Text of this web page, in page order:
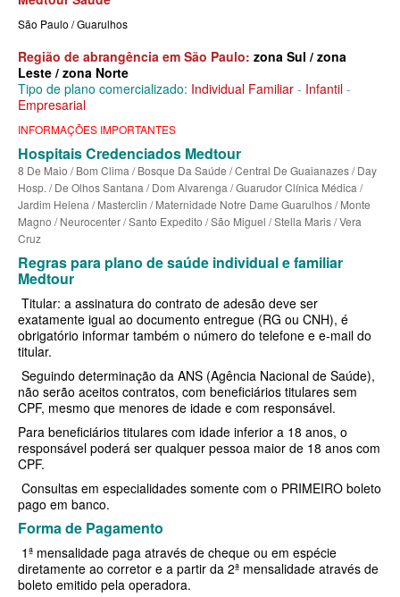
NEXT SEISA PLANO DE SAÚDE EMPRESARIAL
NOTREDAME PLANO DE SAÚDE EMPRESARIAL
ONE HEALTH PLANO DE SAÚDE EMPRESARIAL
PLENA PLANO DE SAÚDE EMPRESARIAL
SAMED PLANO DE SAÚDE EMPRESARIAL
SANTA CASA DE MAUÁ PLANO DE SAÚDE EMPRESARIAL
SANTARIS PLANO DE SAÚDE EMPRESARIAL
SANTA HELENA PLANO DE SAÚDE EMPRESARIAL
SÃO CRISTOVÃO PLANO DE SAÚDE EMPRESARIAL
SÃO MIGUEL PLANO DE SAÚDE EMPRESARIAL
SOMPO PLANO DE SAÚDE EMPRESARIAL
SULAMERICA PLANO DE SAÚDE EMPRESARIAL
TOTAL MEDCARE PLANO DE SAÚDE EMPRESARIAL
PLANO DE SAÚDE INDIVIDUAL
BIO SAÚDE PLANO DE SAÚDE INDIVIDUAL
BIOVIDA PLANO DE SAÚDE INDIVIDUAL
BLUE MED PLANO DE SAÚDE INDIVIDUAL
CUIDAR ME PLANO DE SAÚDE INDIVIDUAL
CRUZ AZUL PLANO DE SAÚDE INDIVIDUAL
GARANTIA GS PLANO INDIVIDUAL
São Paulo / Guarulhos
Região de abrangência em São Paulo: zona Sul / zona
Leste / zona Norte
Tipo de plano comercializado: Individual Familiar - Infantil -
Empresarial
INFORMAÇÕES IMPORTANTES
Hospitais Credenciados Medtour
8 De Maio / Bom Clima / Bosque Da Saúde / Central De Guaianazes / Day
Hosp. / De Olhos Santana / Dom Alvarenga / Guarudor Clínica Médica /
Jardim Helena / Masterclin / Maternidade Notre Dame Guarulhos / Monte
Magno / Neurocenter / Santo Expedito / São Miguel / Stella Maris / Vera
Cruz
Regras para plano de saúde individual e familiar
Medtour
Titular: a assinatura do contrato de adesão deve ser
exatamente igual ao documento entregue (RG ou CNH), é
obrigatório informar também o número do telefone e e-mail do
titular.
Seguindo determinação da ANS (Agência Nacional de Saúde),
não serão aceitos contratos, com beneficiários titulares sem
CPF, mesmo que menores de idade e com responsável.
Para beneficiários titulares com idade inferior a 18 anos, o
responsável poderá ser qualquer pessoa maior de 18 anos com
CPF.
Consultas em especialidades somente com o PRIMEIRO boleto
pago em banco.
Forma de Pagamento
1ª mensalidade paga através de cheque ou em espécie
diretamente ao corretor e a partir da 2ª mensalidade através de
boleto emitido pela operadora.